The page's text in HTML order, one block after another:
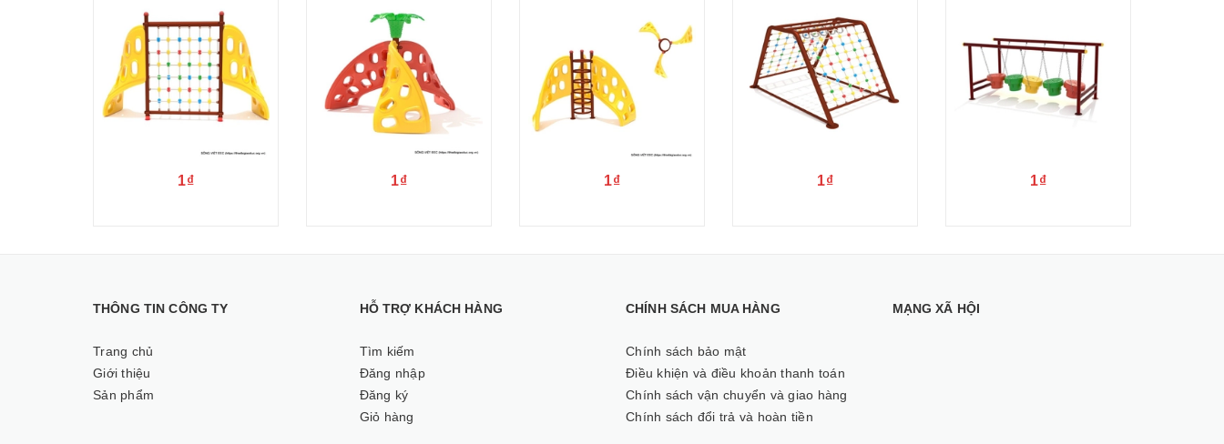
1₫ 1₫ 1₫ 1₫ 1₫
THÔNG TIN CÔNG TY
Trang chủ
Giới thiệu
Sản phẩm
HỖ TRỢ KHÁCH HÀNG
Tìm kiếm
Đăng nhập
Đăng ký
Giỏ hàng
CHÍNH SÁCH MUA HÀNG
Chính sách bảo mật
Điều khiện và điều khoản thanh toán
Chính sách vận chuyển và giao hàng
Chính sách đổi trả và hoàn tiền
MẠNG XÃ HỘI